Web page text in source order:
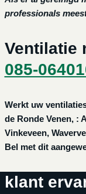
professionals
Ventilatie
085-
Werkt uw
de Ronde Venen, :
Vinkeveen,
Bel met dit
klant